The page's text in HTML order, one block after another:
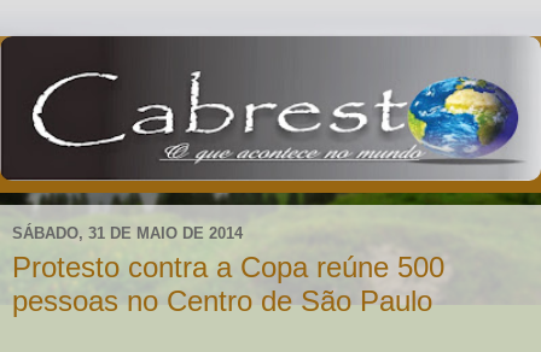
SÁBADO, 31 DE MAIO DE 2014
Protesto contra a Copa reúne 500
pessoas no Centro de São Paulo